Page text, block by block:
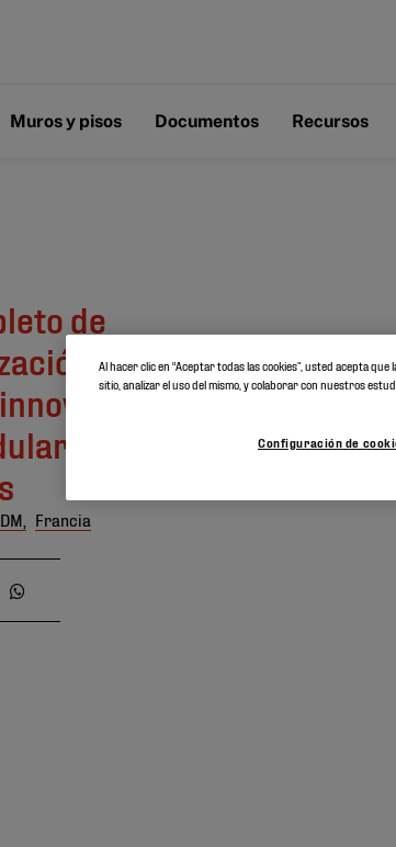
Muros y pisos Documentos Recursos
de
de cubiertas
Francia
Al hacer clic en “Aceptar todas las cookies”, usted acepta
sitio, analizar el uso del mismo, y colaborar con nuestros
Configuración de